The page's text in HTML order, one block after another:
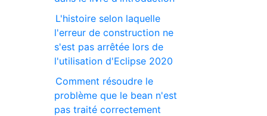
L'histoire selon laquelle
l'erreur de construction ne
s'est pas arrêtée lors de
l'utilisation d'Eclipse 2020
Comment résoudre le
problème que le bean n'est
pas traité correctement